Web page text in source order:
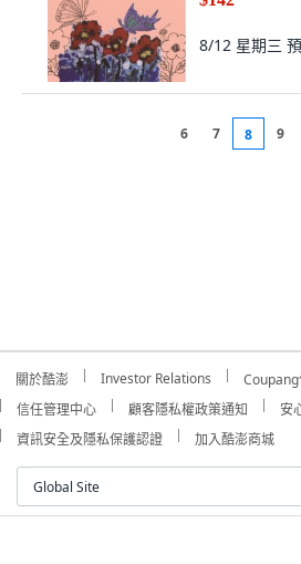
8/12 星期三
6 7 8 9
關於酷澎 Investor Relations
信任管理中心
顧客隱私權政策通知 安
資訊安全及隱私保護認證
加入酷澎商城
Global Site